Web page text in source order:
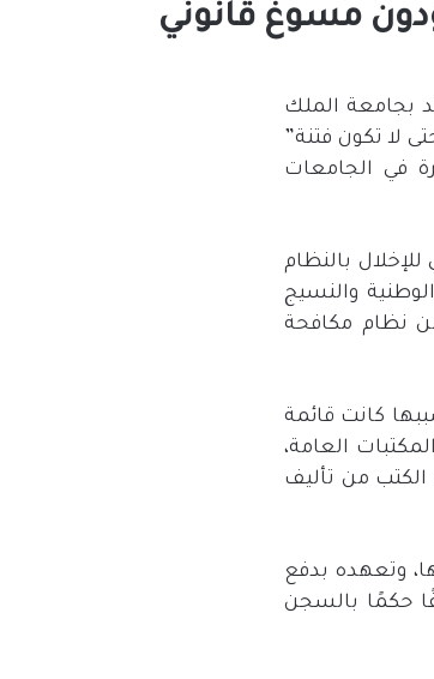
مسوغ قانوني
بجامعة الملك
لا تكون فتنة”
في الجامعات
بالنظام
والنسيج
نظام مكافحة
كانت قائمة
العامة،
الكتب من تأليف
وتعهده بدفع
حكمًا بالسجن